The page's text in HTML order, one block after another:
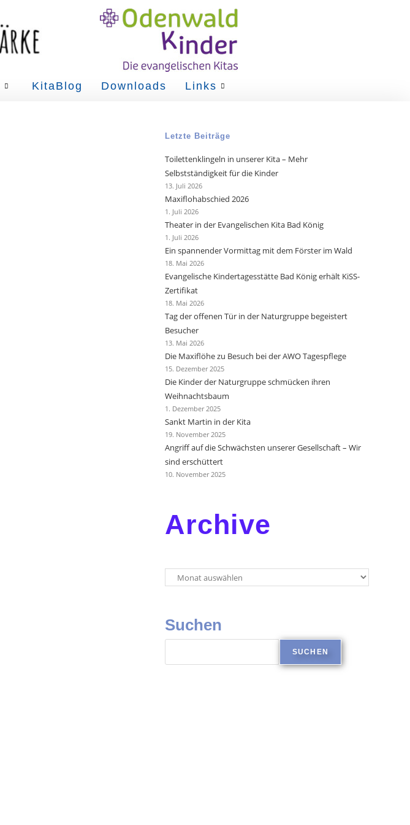
KitaBlog Downloads Links
Letzte Beiträge
Toilettenklingeln in unserer Kita – Mehr
Selbstständigkeit für die Kinder
13. Juli 2026
Maxiflohabschied 2026
1. Juli 2026
Theater in der Evangelischen Kita Bad König
1. Juli 2026
Ein spannender Vormittag mit dem Förster im Wald
18. Mai 2026
Evangelische Kindertagesstätte Bad König erhält KiSS-
Zertifikat
18. Mai 2026
Tag der offenen Tür in der Naturgruppe begeistert
Besucher
13. Mai 2026
Die Maxiflöhe zu Besuch bei der AWO Tagespflege
15. Dezember 2025
Die Kinder der Naturgruppe schmücken ihren
Weihnachtsbaum
1. Dezember 2025
Sankt Martin in der Kita
19. November 2025
Angriff auf die Schwächsten unserer Gesellschaft – Wir
sind erschüttert
10. November 2025
Archive
Suchen
SUCHEN